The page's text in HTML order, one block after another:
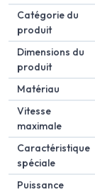
Catégorie du
produit
Dimensions du
produit
Matériau
Vitesse
maximale
Caractéristique
spéciale
Puissance